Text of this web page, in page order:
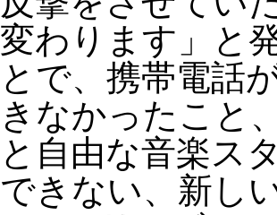
変わります」と
とで、携帯電話
きなかったこと
と自由な音楽ス
できない、新し